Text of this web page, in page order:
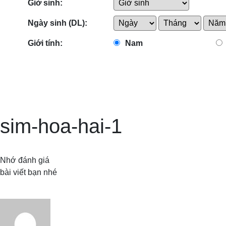
Giờ sinh:
Ngày sinh (DL):
Giới tính: Nam
sim-hoa-hai-1
Nhớ đánh giá
bài viết bạn nhé